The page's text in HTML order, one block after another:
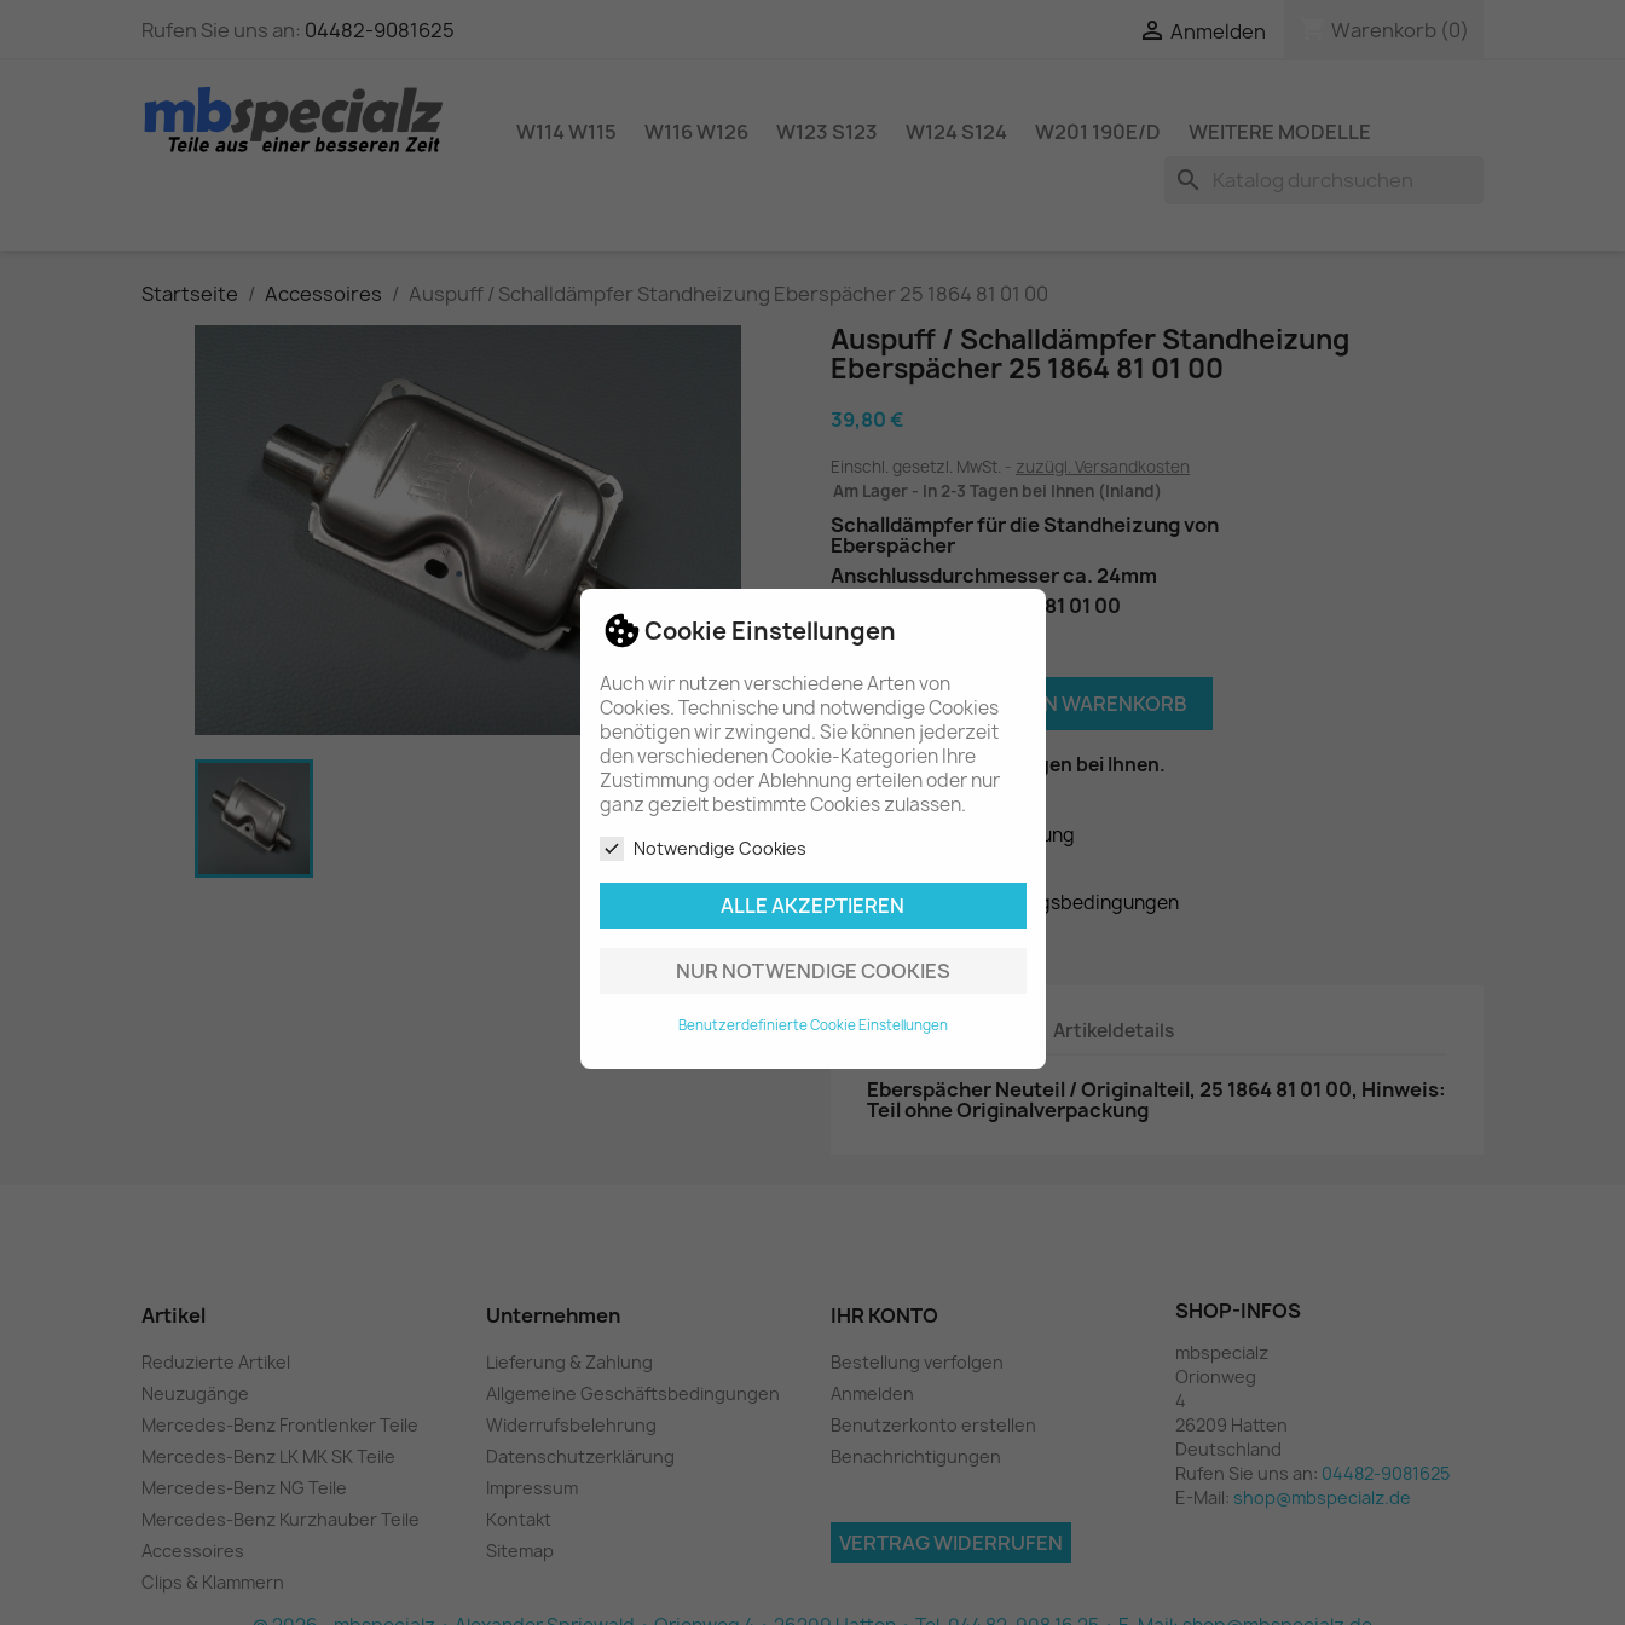
Cookie Einstellungen
Auch wir nutzen verschiedene Arten von
Cookies. Technische und notwendige Cookies
benötigen wir zwingend. Sie können jederzeit
den verschiedenen Cookie-Kategorien Ihre
Zustimmung oder Ablehnung erteilen oder nur
ganz gezielt bestimmte Cookies zulassen.
Notwendige Cookies
ALLE AKZEPTIEREN
NUR NOTWENDIGE COOKIES
Benutzerdefinierte Cookie Einstellungen
Rufen Sie uns an: 04482-9081625  Anmelden Warenkorb (0)
W114 W115 W116 W126 W123 S123 W124 S124 W201 190E/D WEITERE MODELLE
search
Startseite Accessoires Auspuff / Schalldämpfer Standheizung Eberspächer 25 1864 81 01 00
Auspuff / Schalldämpfer Standheizung
Eberspächer 25 1864 81 01 00
39,80 €
Einschl. gesetzl. MwSt.
zuzügl. Versandkosten
Am Lager - In 2-3 Tagen bei Ihnen (Inland)
Schalldämpfer für die Standheizung von
Eberspächer
Anschlussdurchmesser ca. 24mm
: 25 1864 81 01 00
 IN DEN WARENKORB
Am Lager - In 2-3 Tagen bei Ihnen.
Datenschutzerklärung
Liefer- und Zahlungsbedingungen
Beschreibung Artikeldetails
Eberspächer Neuteil / Originalteil, 25 1864 81 01 00, Hinweis:
Teil ohne Originalverpackung
Artikel
Reduzierte Artikel
Neuzugänge
Mercedes-Benz Frontlenker Teile
Mercedes-Benz LK MK SK Teile
Mercedes-Benz NG Teile
Mercedes-Benz Kurzhauber Teile
Accessoires
Clips & Klammern
Unternehmen
Lieferung & Zahlung
Allgemeine Geschäftsbedingungen
Widerrufsbelehrung
Datenschutzerklärung
Impressum
Kontakt
Sitemap
IHR KONTO
Bestellung verfolgen
Anmelden
Benutzerkonto erstellen
Benachrichtigungen
SHOP-INFOS
mbspecialz
Orionweg
4
26209 Hatten
Deutschland
Rufen Sie uns an: 04482-9081625
E-Mail: shop@mbspecialz.de
VERTRAG WIDERRUFEN